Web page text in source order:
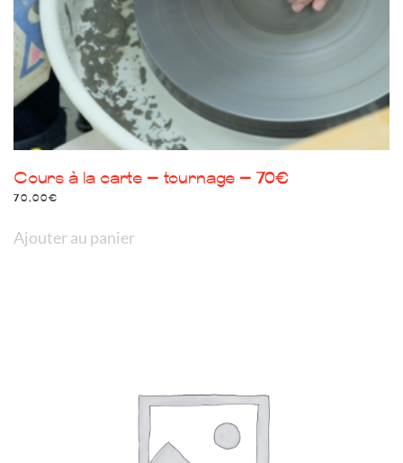
Cours à la carte – tournage – 70€
70,00€
Ajouter au panier